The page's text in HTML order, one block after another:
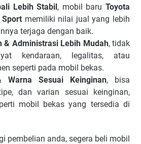
Lebih Stabil, mobil baruToyota
memiliki nilai jual yang lebih
terjaga dengan baik.
& Administrasi Lebih Mudah, tidak
kendaraan, legalitas, atau
seperti pada mobil bekas.
Warna Sesuai Keinginan, bisa
dan varian sesuai keinginan,
mobil bekas yang tersedia di
pembelian anda, segera beli mobil